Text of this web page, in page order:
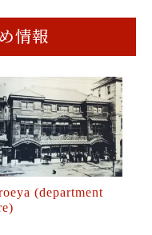
情報
(department